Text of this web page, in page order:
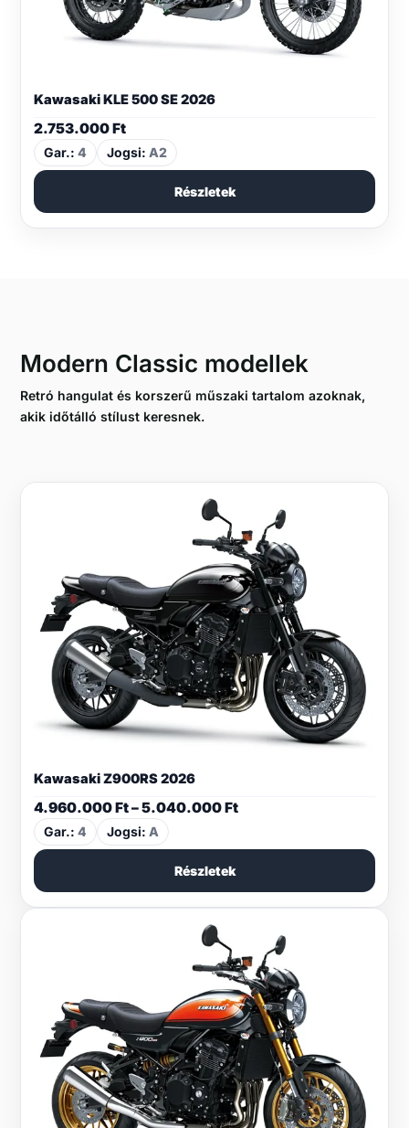
Kawasaki KLE 500 SE 2026
2.753.000Ft
Gar.: 4 Jogsi: A2
Részletek
Modern Classic modellek
Retró hangulat és korszerű műszaki tartalom azoknak,
akik időtálló stílust keresnek.
Kawasaki Z900RS 2026
4.960.000Ft–5.040.000FtÁrtartomány:
-
Gar.: 4 Jogsi: A
Részletek